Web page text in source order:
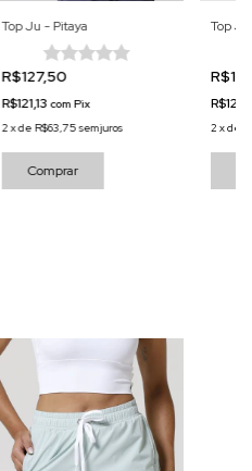
Top Ju - Pitaya
R$127,50
R$121,13com Pix
2xde R$63,75sem juros
Comprar
Top
2 xde